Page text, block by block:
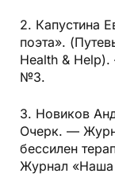
2. Капустина
поэта».
Health &
№3.
3. Новиков
Очерк. —
бессилен
Журнал